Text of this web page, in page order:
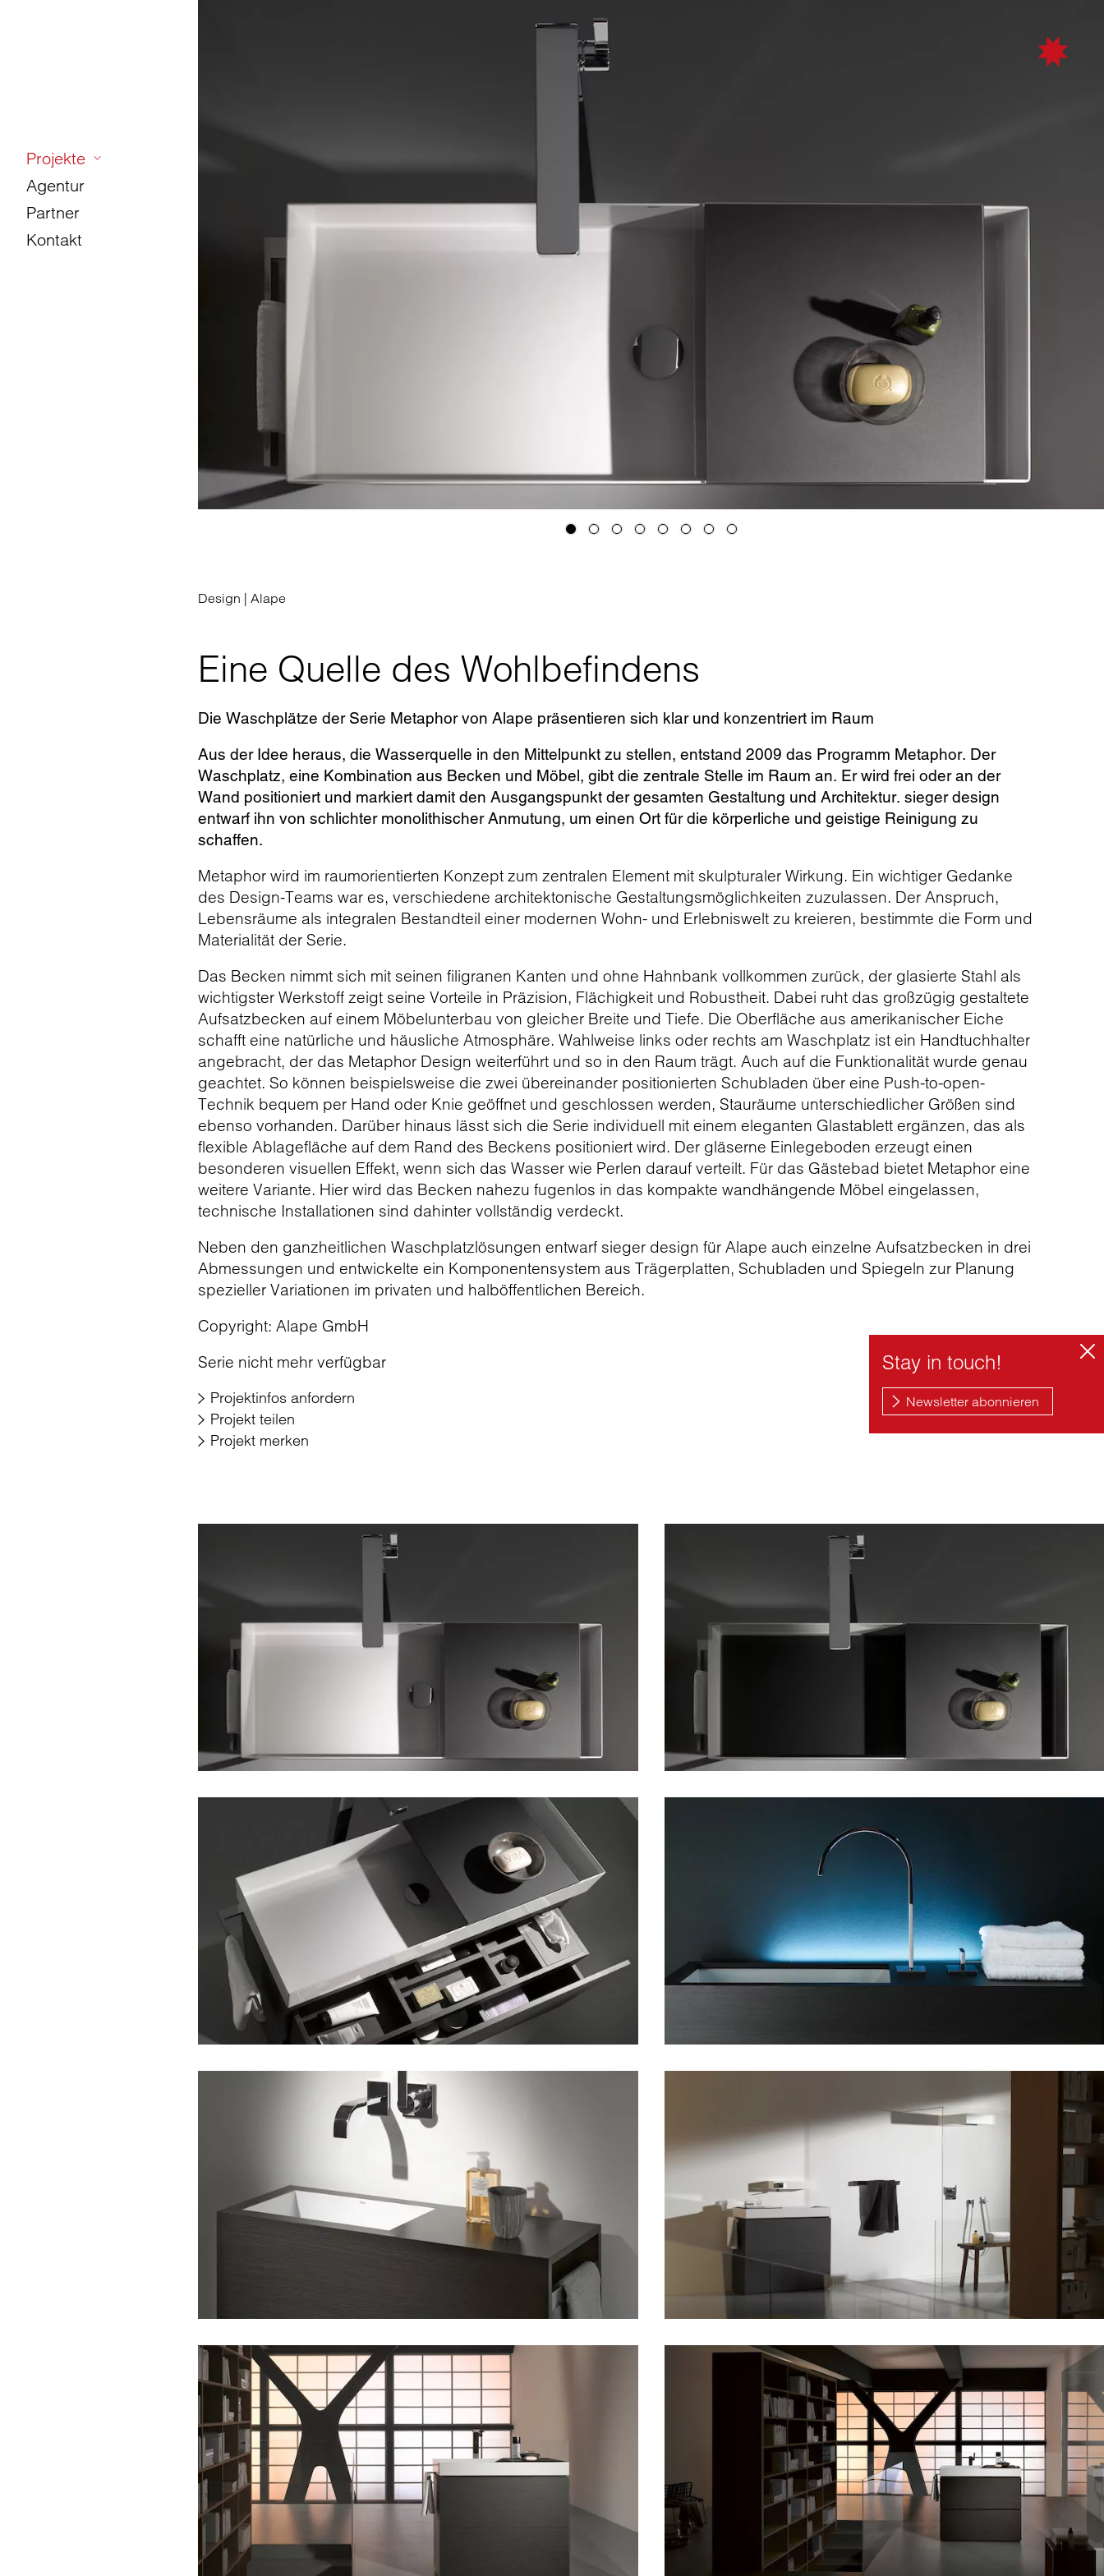
Projekte
Agentur
Partner
Kontakt
Design | Alape
Eine Quelle des Wohlbefindens
Die Waschplätze der Serie Metaphor von Alape präsentieren sich klar und konzentriert im Raum
Aus der Idee heraus, die Wasserquelle in den Mittelpunkt zu stellen, entstand 2009 das Programm Metaphor. Der
Waschplatz, eine Kombination aus Becken und Möbel, gibt die zentrale Stelle im Raum an. Er wird frei oder an der
Wand positioniert und markiert damit den Ausgangspunkt der gesamten Gestaltung und Architektur. sieger design
entwarf ihn von schlichter monolithischer Anmutung, um einen Ort für die körperliche und geistige Reinigung zu
schaffen.
Metaphor wird im raumorientierten Konzept zum zentralen Element mit skulpturaler Wirkung. Ein wichtiger Gedanke
des Design-Teams war es, verschiedene architektonische Gestaltungsmöglichkeiten zuzulassen. Der Anspruch,
Lebensräume als integralen Bestandteil einer modernen Wohn- und Erlebniswelt zu kreieren, bestimmte die Form und
Materialität der Serie.
Das Becken nimmt sich mit seinen filigranen Kanten und ohne Hahnbank vollkommen zurück, der glasierte Stahl als
wichtigster Werkstoff zeigt seine Vorteile in Präzision, Flächigkeit und Robustheit. Dabei ruht das großzügig gestaltete
Aufsatzbecken auf einem Möbelunterbau von gleicher Breite und Tiefe. Die Oberfläche aus amerikanischer Eiche
schafft eine natürliche und häusliche Atmosphäre. Wahlweise links oder rechts am Waschplatz ist ein Handtuchhalter
angebracht, der das Metaphor Design weiterführt und so in den Raum trägt. Auch auf die Funktionalität wurde genau
geachtet. So können beispielsweise die zwei übereinander positionierten Schubladen über eine Push-to-open-
Technik bequem per Hand oder Knie geöffnet und geschlossen werden, Stauräume unterschiedlicher Größen sind
ebenso vorhanden. Darüber hinaus lässt sich die Serie individuell mit einem eleganten Glastablett ergänzen, das als
flexible Ablagefläche auf dem Rand des Beckens positioniert wird. Der gläserne Einlegeboden erzeugt einen
besonderen visuellen Effekt, wenn sich das Wasser wie Perlen darauf verteilt. Für das Gästebad bietet Metaphor eine
weitere Variante. Hier wird das Becken nahezu fugenlos in das kompakte wandhängende Möbel eingelassen,
technische Installationen sind dahinter vollständig verdeckt.
Neben den ganzheitlichen Waschplatzlösungen entwarf sieger design für Alape auch einzelne Aufsatzbecken in drei
Abmessungen und entwickelte ein Komponentensystem aus Trägerplatten, Schubladen und Spiegeln zur Planung
spezieller Variationen im privaten und halböffentlichen Bereich.
Copyright: Alape GmbH
Serie nicht mehr verfügbar
Projektinfos anfordern
Projekt teilen
Projekt merken